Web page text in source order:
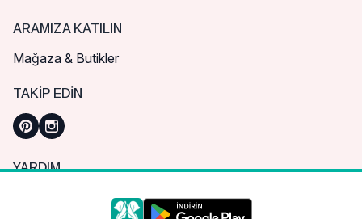
ARAMIZA KATILIN
Mağaza & Butikler
TAKIP EDIN
YARDIM
Sık Sorulan Sorular